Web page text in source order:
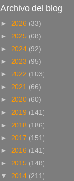
Archivo del blog
► 2026 (33)
► 2025 (68)
► 2024 (92)
► 2023 (95)
► 2022 (103)
► 2021 (66)
► 2020 (60)
► 2019 (141)
► 2018 (186)
► 2017 (151)
► 2016 (141)
► 2015 (148)
▼ 2014 (211)